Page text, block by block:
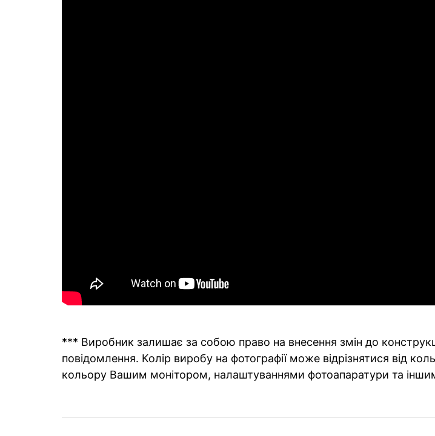
*** Виробник залишає за собою право на внесення змін до
повідомлення. Колір виробу на фотографії може відрізнятися від
кольору Вашим монітором, налаштуваннями фотоапаратури та